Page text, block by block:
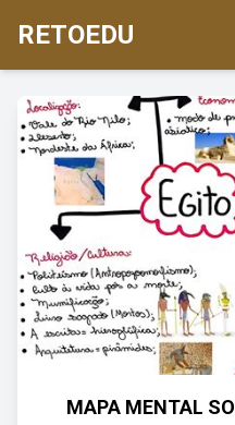
RETOEDU
MAPA MENTAL